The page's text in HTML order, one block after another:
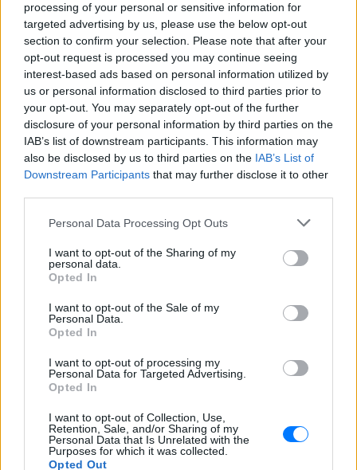
processing of your personal or sensitive information for
targeted advertising by us, please use the below opt-out
section to confirm your selection. Please note that after your
opt-out request is processed you may continue seeing
interest-based ads based on personal information utilized by
us or personal information disclosed to third parties prior to
your opt-out. You may separately opt-out of the further
disclosure of your personal information by third parties on the
IAB’s list of downstream participants. This information may
also be disclosed by us to third parties on the IAB’s List of
Downstream Participants that may further disclose it to other
Personal Data Processing Opt Outs
I want to opt-out of the Sharing of my
personal data.
Opted In
I want to opt-out of the Sale of my
Personal Data.
Opted In
I want to opt-out of processing my
Personal Data for Targeted Advertising.
Opted In
I want to opt-out of Collection, Use,
Retention, Sale, and/or Sharing of my
Personal Data that Is Unrelated with the
Purposes for which it was collected.
Opted Out
Ακολουθήστε το E-Radio.gr στοGoogle News
και μάθετε πρώτοιτα πιο hot νέα.
Για ακόμη περισσότερα νέα, μπείτε στηνροή
ειδήσεωντου E-Daily.gr
Ακολουθήστε το E-Radio.gr και στο Instagram
ΔΙΑΦΗΜΙΣΗ